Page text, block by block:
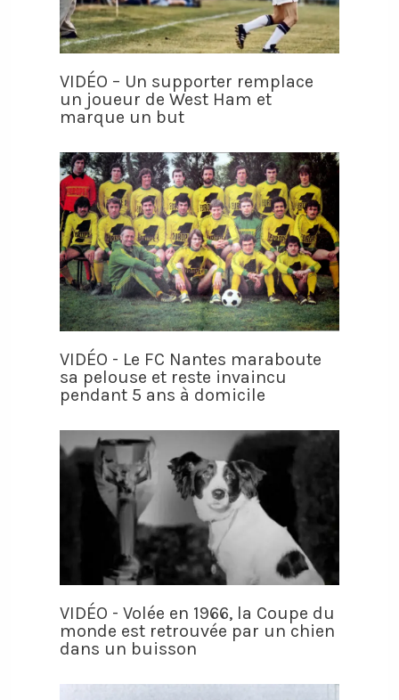
VIDÉO – Un supporter remplace
un joueur de West Ham et
marque un but
VIDÉO - Le FC Nantes maraboute
sa pelouse et reste invaincu
pendant 5 ans à domicile
VIDÉO - Volée en 1966, la Coupe du
monde est retrouvée par un chien
dans un buisson